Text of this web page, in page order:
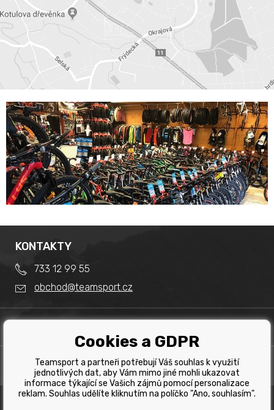
Obchodní podmínky
Splátkový prodej
Reklamace
Tabulka velikostí kol
PRODEJNA
Team Sport - Tomáš Binar
Dlouhá 1228/44C
KONTAKTY
733 12 99 55
obchod@teamsport.cz
Cookies a GDPR
Teamsport a partneři potřebují Váš souhlas k využití
jednotlivých dat, aby Vám mimo jiné mohli ukazovat
informace týkající se Vašich zájmů pomocí personalizace
reklam. Souhlas udělíte kliknutím na políčko "Ano, souhlasím".